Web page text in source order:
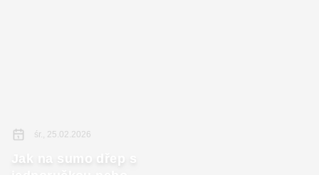
śr., 25.02.2026
Jak na sumo dřep s